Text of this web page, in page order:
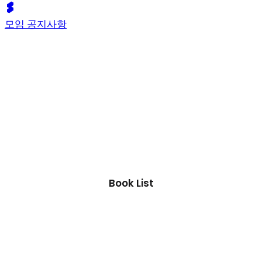
모임 공지사항
Book List